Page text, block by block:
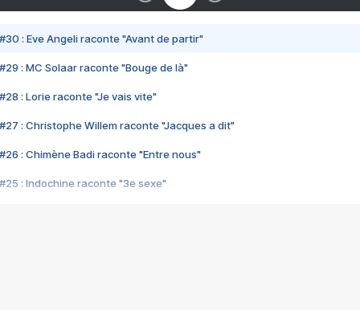
#30 : Eve Angeli raconte "Avant de partir"
#29 : MC Solaar raconte "Bouge de là"
#28 : Lorie raconte "Je vais vite"
#27 : Christophe Willem raconte "Jacques a dit"
#26 : Chimène Badi raconte "Entre nous"
#25 : Indochine raconte "3e sexe"